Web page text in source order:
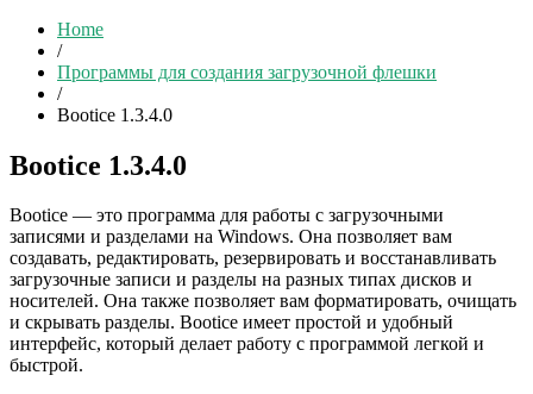
Home
/
Программы для создания загрузочной флешки
/
Bootice 1.3.4.0
Bootice 1.3.4.0
Bootice — это программа для работы с загрузочными
записями и разделами на Windows. Она позволяет вам
создавать, редактировать, резервировать и восстанавливать
загрузочные записи и разделы на разных типах дисков и
носителей. Она также позволяет вам форматировать, очищать
и скрывать разделы. Bootice имеет простой и удобный
интерфейс, который делает работу с программой легкой и
быстрой.